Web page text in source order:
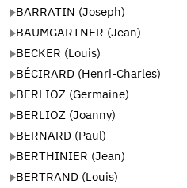
BARRATIN (Joseph)
BAUMGARTNER (Jean)
BECKER (Louis)
BÉCIRARD (Henri-Charles)
BERLIOZ (Germaine)
BERLIOZ (Joanny)
BERNARD (Paul)
BERTHINIER (Jean)
BERTRAND (Louis)